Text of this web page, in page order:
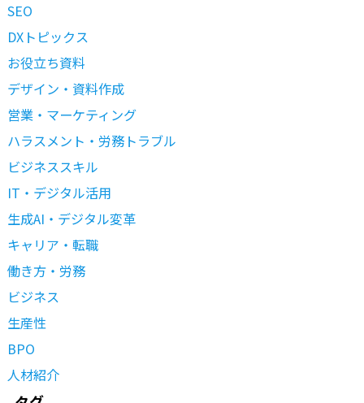
SEO
DXトピックス
お役立ち資料
デザイン・資料作成
営業・マーケティング
ハラスメント・労務トラブル
ビジネススキル
IT・デジタル活用
生成AI・デジタル変革
キャリア・転職
働き方・労務
ビジネス
生産性
BPO
人材紹介